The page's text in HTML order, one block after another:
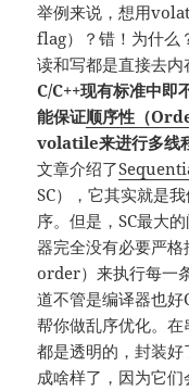
举例来说，想用
flag）？错！为什么
读和写都是直接去
C/C++现有标准中即
能保证顺序性（
volatile来进行多线
文章介绍了
SC），它其实就是
序。但是，SC最大
器完全没有必要严
order）来执行每一
道不管是编译器也
帮你做乱序优化。
都是透明的，封装
成啥样了，因为它